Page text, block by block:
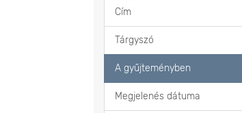
Cím
Tárgyszó
A gyűjteményben
Megjelenés dátuma